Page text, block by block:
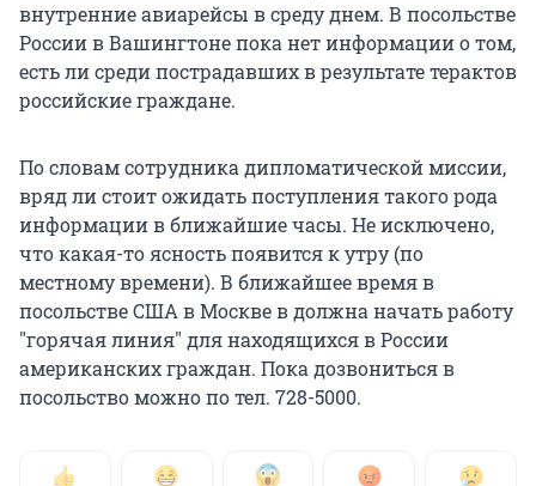
внутренние авиарейсы в среду днем. В посольстве
России в Вашингтоне пока нет информации о том,
есть ли среди пострадавших в результате терактов
российские граждане.
По словам сотрудника дипломатической миссии,
вряд ли стоит ожидать поступления такого рода
информации в ближайшие часы. Не исключено,
что какая-то ясность появится к утру (по
местному времени). В ближайшее время в
посольстве США в Москве в должна начать работу
"горячая линия" для находящихся в России
американских граждан. Пока дозвониться в
посольство можно по тел. 728-5000.